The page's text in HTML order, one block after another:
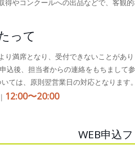
得やコンクールへの出品などで、客観的
って
り満席となり、受付できないことがあ
込後、担当者からの連絡をもちまして参
ては、原則翌営業日の対応となります。
12:00〜20:00
WEB申込